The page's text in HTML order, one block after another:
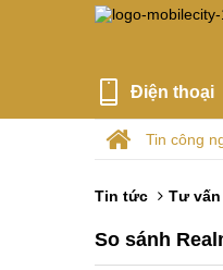
Điện thoại
Tin công
Tin tức Tư
So sánh